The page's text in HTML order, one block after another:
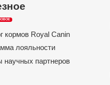
кормов Royal Canin
лояльности
научных партнеров